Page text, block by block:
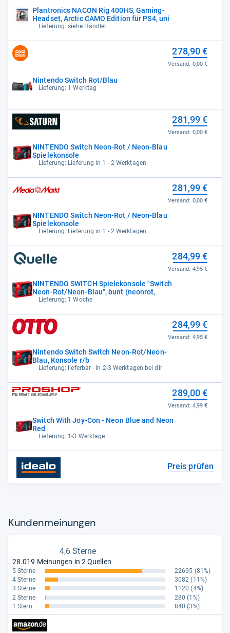
Plantronics NACON Rig 400HS, Gaming-
Headset, Arctic CAMO Edition für PS4, uni
Lieferung: siehe Händler
Nintendo Switch Rot/Blau
Lieferung: 1 Werktag
278,90 €
Versand: 0,00 €
NINTENDO Switch Neon-Rot / Neon-Blau
Spielekonsole
Lieferung: Lieferung in 1 - 2 Werktagen
281,99 €
Versand: 0,00 €
NINTENDO Switch Neon-Rot / Neon-Blau
Spielekonsole
Lieferung: Lieferung in 1 - 2 Werktagen
281,99 €
Versand: 0,00 €
NINTENDO SWITCH Spielekonsole "Switch
Neon-Rot/Neon-Blau", bunt (neonrot,
Lieferung: 1 Woche
284,99 €
Versand: 4,95 €
Nintendo Switch Switch Neon-Rot/Neon-
Blau, Konsole r/b
Lieferung: lieferbar - in 2-3 Werktagen bei dir
284,99 €
Versand: 4,95 €
Switch With Joy-Con - Neon Blue and Neon
Red
Lieferung: 1-3 Werktage
289,00 €
Versand: 4,99 €
Preis prüfen
Kun­den­mei­nun­gen
4,6 Sterne
28.019 Meinungen in 2 Quellen
5 Sterne 22695 (81%)
4 Sterne
3082 (11%)
3 Sterne
1120 (4%)
2 Sterne
280 (1%)
1 Stern
840 (3%)